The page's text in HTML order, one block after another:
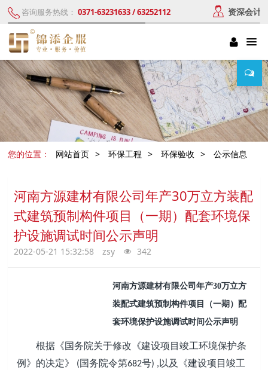
咨询服务热线： 0371-63231633 / 63252112 资深会计
您的位置： 网站首页 > 环保工程 > 环保验收 > 公示信息
河南方源建材有限公司年产30万立方装配
式建筑预制构件项目（一期）配套环境保
护设施调试时间公示声明
2022-05-21 15:32:58 zsy 342
河南方源建材有限公司年产30万立方
装配式建筑预制构件项目
（一期 ） 配
套环境保护设施调试时间公示声明
根据《国务院关于修改《建设项目竣工环境保护条
例》的决定》
(国务院令第682号) , 以及《建设项目竣工